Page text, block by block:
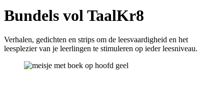
Bundels vol TaalKr8
Verhalen, gedichten en strips om de leesvaardigheid en het
leesplezier van je leerlingen te stimuleren op ieder leesniveau.